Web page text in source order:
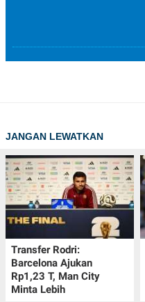
JANGAN LEWATKAN
Transfer Rodri:
Barcelona Ajukan
Rp1,23 T, Man City
Minta Lebih